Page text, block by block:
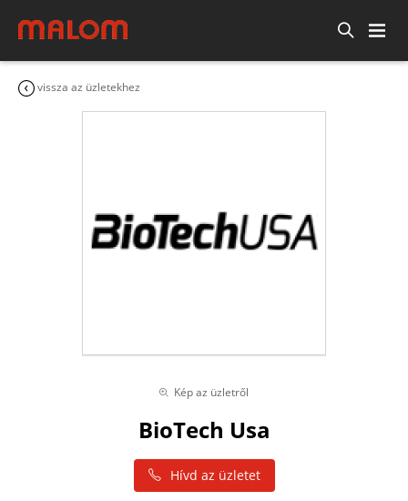
vissza az üzletekhez
Kép az üzletről
BioTech Usa
Hívd az üzletet